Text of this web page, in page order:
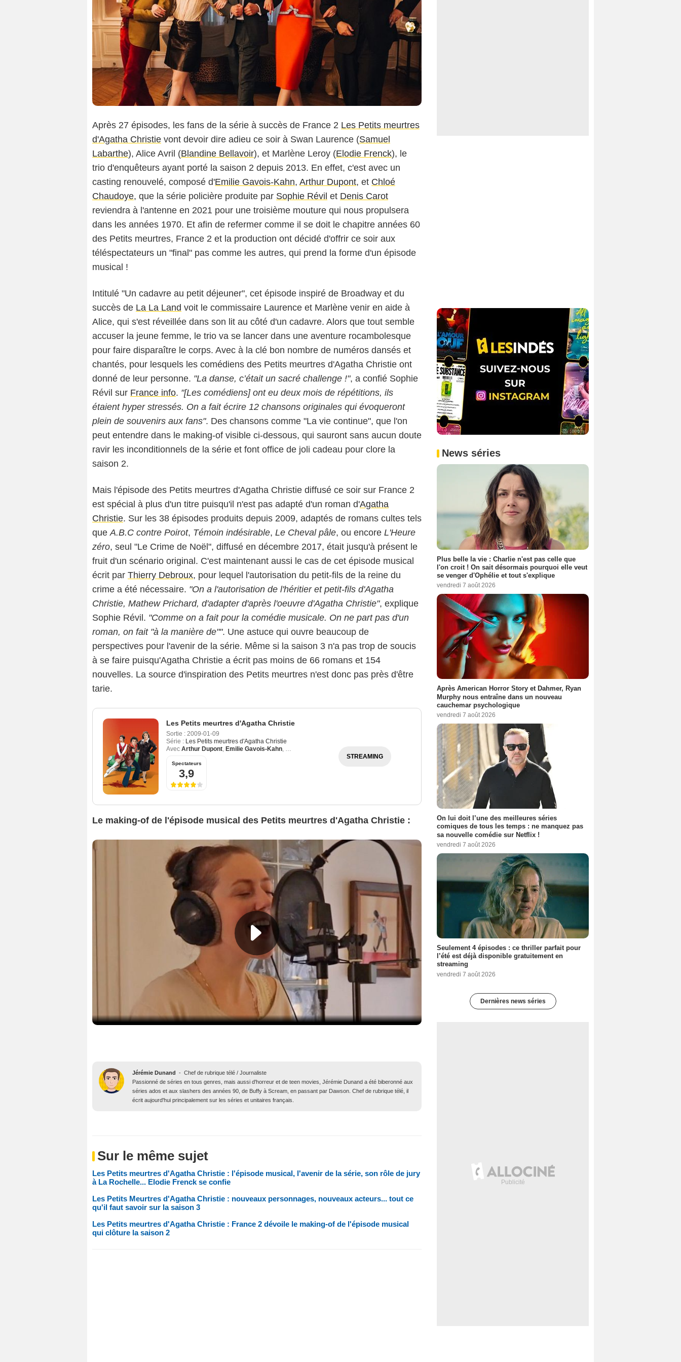
Après 27 épisodes, les fans de la série à succès de France 2 Les Petits meurtres
d'Agatha Christie vont devoir dire adieu ce soir à Swan Laurence (Samuel
Labarthe), Alice Avril (Blandine Bellavoir), et Marlène Leroy (Elodie Frenck), le
trio d'enquêteurs ayant porté la saison 2 depuis 2013. En effet, c'est avec un
casting renouvelé, composé d'Emilie Gavois-Kahn, Arthur Dupont, et Chloé
Chaudoye, que la série policière produite par Sophie Révil et Denis Carot
reviendra à l'antenne en 2021 pour une troisième mouture qui nous propulsera
dans les années 1970. Et afin de refermer comme il se doit le chapitre années 60
des Petits meurtres, France 2 et la production ont décidé d'offrir ce soir aux
téléspectateurs un "final" pas comme les autres, qui prend la forme d'un épisode
musical !
Intitulé "Un cadavre au petit déjeuner", cet épisode inspiré de Broadway et du
succès de La La Land voit le commissaire Laurence et Marlène venir en aide à
Alice, qui s'est réveillée dans son lit au côté d'un cadavre. Alors que tout semble
accuser la jeune femme, le trio va se lancer dans une aventure rocambolesque
pour faire disparaître le corps. Avec à la clé bon nombre de numéros dansés et
chantés, pour lesquels les comédiens des Petits meurtres d'Agatha Christie ont
donné de leur personne. "La danse, c’était un sacré challenge !", a confié Sophie
Révil sur France info. "[Les comédiens] ont eu deux mois de répétitions, ils
étaient hyper stressés. On a fait écrire 12 chansons originales qui évoqueront
plein de souvenirs aux fans". Des chansons comme "La vie continue", que l'on
peut entendre dans le making-of visible ci-dessous, qui sauront sans aucun doute
ravir les inconditionnels de la série et font office de joli cadeau pour clore la
saison 2.
Mais l'épisode des Petits meurtres d'Agatha Christie diffusé ce soir sur France 2
est spécial à plus d'un titre puisqu'il n'est pas adapté d'un roman d'Agatha
Christie. Sur les 38 épisodes produits depuis 2009, adaptés de romans cultes tels
queA.B.C contre Poirot, Témoin indésirable, Le Cheval pâle, ou encore L'Heure
zéro, seul "Le Crime de Noël", diffusé en décembre 2017, était jusqu'à présent le
fruit d'un scénario original. C'est maintenant aussi le cas de cet épisode musical
écrit par Thierry Debroux, pour lequel l'autorisation du petit-fils de la reine du
crime a été nécessaire. "On a l'autorisation de l'héritier et petit-fils d'Agatha
Christie, Mathew Prichard, d'adapter d'après l'oeuvre d'Agatha Christie", explique
Sophie Révil. "Comme on a fait pour la comédie musicale. On ne part pas d'un
roman, on fait "à la manière de"". Une astuce qui ouvre beaucoup de
perspectives pour l'avenir de la série. Même si la saison 3 n'a pas trop de soucis
à se faire puisqu'Agatha Christie a écrit pas moins de 66 romans et 154
nouvelles. La source d'inspiration des Petits meurtres n'est donc pas près d'être
tarie.
Les Petits meurtres d'Agatha Christie
Sortie : 2009-01-09
Série : Les Petits meurtres d'Agatha Christie
Avec Arthur Dupont, Emilie Gavois-Kahn, Chloé Chaudoye
Spectateurs
3,9
STREAMING
Le making-of de l'épisode musical des Petits meurtres d'Agatha Christie :
Jérémie Dunand - Chef de rubrique télé / Journaliste
Passionné de séries en tous genres, mais aussi d'horreur et de teen movies, Jérémie Dunand a été biberonné aux
séries ados et aux slashers des années 90, de Buffy à Scream, en passant par Dawson. Chef de rubrique télé, il
écrit aujourd'hui principalement sur les séries et unitaires français.
Sur le même sujet
Les Petits meurtres d'Agatha Christie : l'épisode musical, l'avenir de la série, son rôle de jury
à La Rochelle... Elodie Frenck se confie
Les Petits Meurtres d'Agatha Christie : nouveaux personnages, nouveaux acteurs... tout ce
qu'il faut savoir sur la saison 3
Les Petits meurtres d'Agatha Christie : France 2 dévoile le making-of de l'épisode musical
qui clôture la saison 2
News séries
Plus belle la vie : Charlie n'est pas celle que
l'on croit ! On sait désormais pourquoi elle veut
se venger d'Ophélie et tout s'explique
vendredi 7 août 2026
Après American Horror Story et Dahmer, Ryan
Murphy nous entraîne dans un nouveau
cauchemar psychologique
vendredi 7 août 2026
On lui doit l’une des meilleures séries
comiques de tous les temps : ne manquez pas
sa nouvelle comédie sur Netflix !
vendredi 7 août 2026
Seulement 4 épisodes : ce thriller parfait pour
l’été est déjà disponible gratuitement en
streaming
vendredi 7 août 2026
Dernières news séries